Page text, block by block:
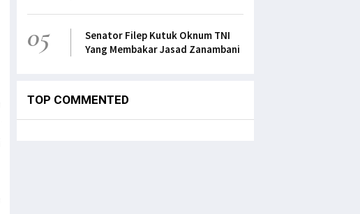
05
Senator Filep Kutuk Oknum TNI
Yang Membakar Jasad Zanambani
TOP COMMENTED